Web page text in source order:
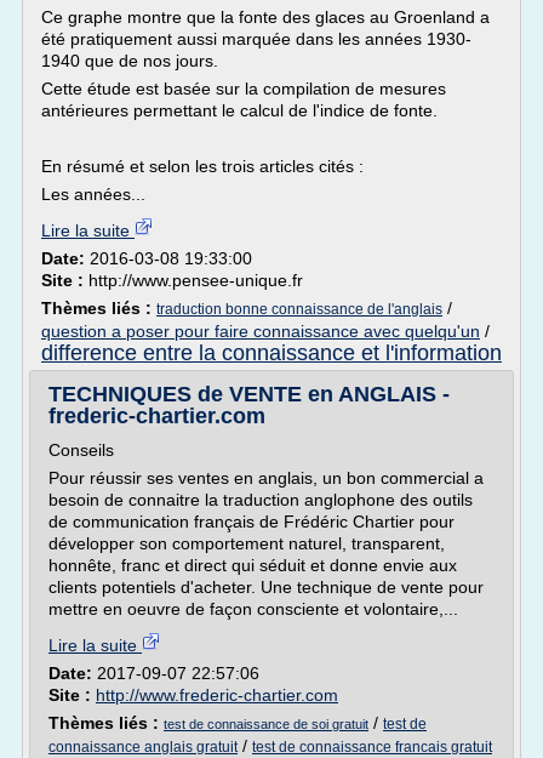
Ce graphe montre que la fonte des glaces au Groenland a
été pratiquement aussi marquée dans les années 1930-
1940 que de nos jours.
Cette étude est basée sur la compilation de mesures
antérieures permettant le calcul de l'indice de fonte.
En résumé et selon les trois articles cités :
Les années...
Lire la suite
Date: 2016-03-08 19:33:00
Site : http://www.pensee-unique.fr
Thèmes liés : traduction bonne connaissance de l'anglais /
question a poser pour faire connaissance avec quelqu'un /
difference entre la connaissance et l'information
TECHNIQUES de VENTE en ANGLAIS -
frederic-chartier.com
Conseils
Pour réussir ses ventes en anglais, un bon commercial a
besoin de connaitre la traduction anglophone des outils
de communication français de Frédéric Chartier pour
développer son comportement naturel, transparent,
honnête, franc et direct qui séduit et donne envie aux
clients potentiels d'acheter. Une technique de vente pour
mettre en oeuvre de façon consciente et volontaire,...
Lire la suite
Date: 2017-09-07 22:57:06
Site : http://www.frederic-chartier.com
Thèmes liés : test de connaissance de soi gratuit / test de
connaissance anglais gratuit/ test de connaissance francais gratuit